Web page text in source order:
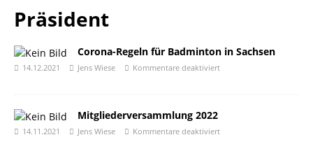
Präsident
Corona-Regeln für Badminton in Sachsen
14.12.2021 Jens Wiese Kommentare deaktiviert
Mitgliederversammlung 2022
14.11.2021 Jens Wiese Kommentare deaktiviert